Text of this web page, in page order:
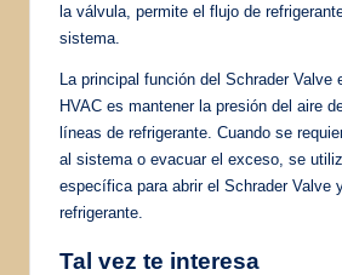
la válvula, permite el flujo de
sistema.
La principal función del Schrader Valve
HVAC es mantener la presión del aire
líneas de refrigerante. Cuando se
al sistema o evacuar el exceso, se
específica para abrir el Schrader Valve
refrigerante.
Tal vez te interesa